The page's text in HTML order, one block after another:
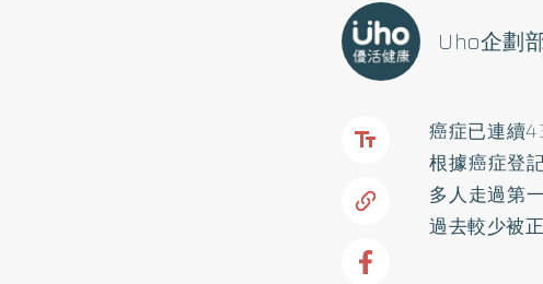
Uho企劃
癌症已連續
根據癌症登
多人走過第
過去較少被